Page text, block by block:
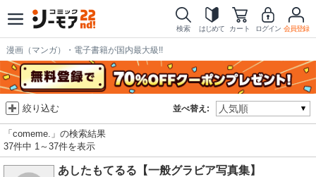
検索 はじめて カート ログイン 会員登録
漫画（マンガ）・電子書籍が国内最大級!!
並べ替え:
絞り込む
「comeme.」の検索結果
37件中 1～37件を表示
あしたもてるる【一般グラビア写真集】